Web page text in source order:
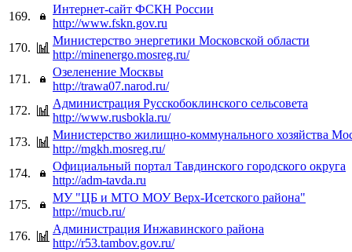
169.
Интернет-сайт ФСКН России
http://www.fskn.gov.ru
170.
Министерство энергетики Московской области
http://minenergo.mosreg.ru/
171.
Озеленение Москвы
http://trawa07.narod.ru/
172.
Администрация Русскобоклинского сельсовета
http://www.rusbokla.ru/
173.
Министерство жилищно-коммунального хозяйства
http://mgkh.mosreg.ru/
174.
Официальный портал Тавдинского городского округа
http://adm-tavda.ru
175.
МУ "ЦБ и МТО МОУ Верх-Исетского района"
http://mucb.ru/
176.
Администрация Инжавинского района
http://r53.tambov.gov.ru/